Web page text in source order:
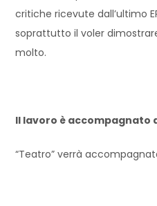
critiche ricevute dall’ultimo
soprattutto il voler
molto.
Il lavoro è accompagnato
“Teatro” verrà